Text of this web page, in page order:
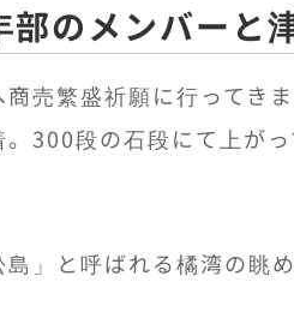
部のメンバーと
売繁盛祈願に行ってきま
300段の石段にて上が
」と呼ばれる橘湾の眺め